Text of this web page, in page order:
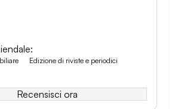
:
Edizione di riviste e periodici
Recensisci ora